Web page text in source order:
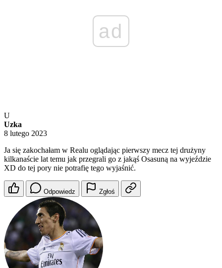
ad
U
Uzka
8 lutego 2023
Ja się zakochałam w Realu oglądając pierwszy mecz tej drużyny
kilkanaście lat temu jak przegrali go z jakąś Osasuną na wyjeździe
XD do tej pory nie potrafię tego wyjaśnić.
Odpowiedz Zgłoś